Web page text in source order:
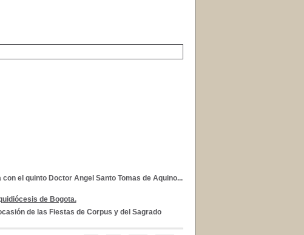
el quinto Doctor Angel Santo Tomas de Aquino...
de Bogota.
de las Fiestas de Corpus y del Sagrado